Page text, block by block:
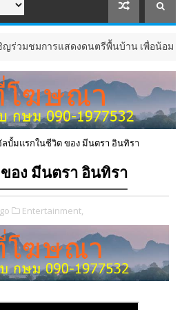
การแสดงดนตรีพื้นบ้าน เพื่อน้อมสำนึกใน
ลบั้มแรกในชีวิต ของ มีนตรา อินทิรา
อง มีนตรา อินทิรา
Entertainment,